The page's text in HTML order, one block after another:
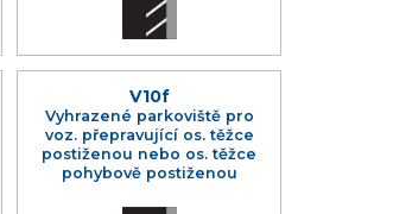
V10f
Vyhrazené parkoviště pro
voz. přepravující os. těžce
postiženou nebo os. těžce
pohybově postiženou